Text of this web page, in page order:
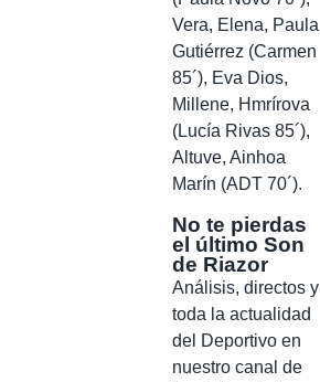
Vera, Elena, Paula
Gutiérrez (Carmen
85´), Eva Dios,
Millene, Hmrírova
(Lucía Rivas 85´),
Altuve, Ainhoa
Marín (ADT 70´).
No te pierdas
el último Son
de Riazor
Análisis, directos y
toda la actualidad
del Deportivo en
nuestro canal de